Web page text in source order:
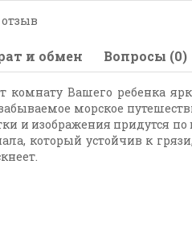
и обмен Вопросы (0)
Вашего ребенка
морское
и изображения придутся
который устойчив к